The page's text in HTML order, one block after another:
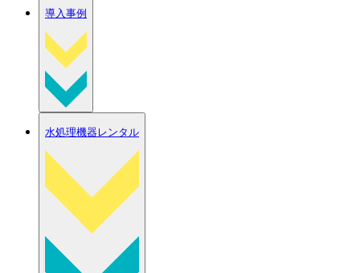
導入事例
水処理機器レンタル